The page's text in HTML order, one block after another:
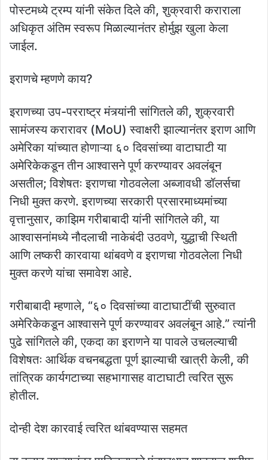
पोस्टमध्ये ट्रम्प यांनी संकेत दिले की, शुक्रवारी कराराला
अधिकृत अंतिम स्वरूप मिळाल्यानंतर होर्मुझ खुला केला
जाईल.
इराणचे म्हणणे काय?
इराणच्या उप-परराष्ट्र मंत्र्यांनी सांगितले की, शुक्रवारी
सामंजस्य करारावर (MoU) स्वाक्षरी झाल्यानंतर इराण आणि
अमेरिका यांच्यात होणाऱ्या ६० दिवसांच्या वाटाघाटी या
अमेरिकेकडून तीन आश्वासने पूर्ण करण्यावर अवलंबून
असतील; विशेषतः इराणचा गोठवलेला अब्जावधी डॉलर्सचा
निधी मुक्त करणे. इराणच्या सरकारी प्रसारमाध्यमांच्या
वृत्तानुसार, काझिम गरीबाबादी यांनी सांगितले की, या
आश्वासनांमध्ये नौदलाची नाकेबंदी उठवणे, युद्धाची स्थिती
आणि लष्करी कारवाया थांबवणे व इराणचा गोठवलेला निधी
मुक्त करणे यांचा समावेश आहे.
गरीबाबादी म्हणाले, “६० दिवसांच्या वाटाघाटींची सुरुवात
अमेरिकेकडून आश्वासने पूर्ण करण्यावर अवलंबून आहे.” त्यांनी
पुढे सांगितले की, एकदा का इराणने या पावले उचलल्याची
विशेषतः आर्थिक वचनबद्धता पूर्ण झाल्याची खात्री केली, की
तांत्रिक कार्यगटाच्या सहभागासह वाटाघाटी त्वरित सुरू
होतील.
दोन्ही देश कारवाई त्वरित थांबवण्यास सहमत